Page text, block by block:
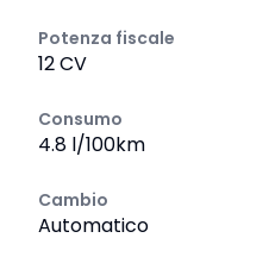
Potenza fiscale
12 CV
Consumo
4.8 l/100km
Cambio
Automatico